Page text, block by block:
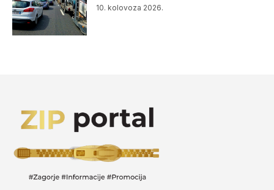
10. kolovoza 2026.